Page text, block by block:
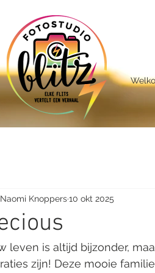
Naomi Knoppers10 okt 2025
leven is altijd bijzonder,
zijn! Deze mooie